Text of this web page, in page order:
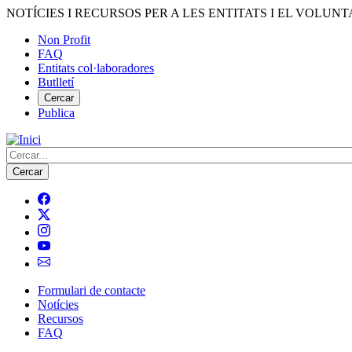
Vés
contingut
NOTÍCIES I RECURSOS PER A LES ENTITATS I EL
Menú
del
compte
d'usuari
Non Profit
FAQ
Entitats col·laboradores
Butlletí
Cercar
Publica
Cerca
Navegació
principal
Formulari de contacte
Notícies
Recursos
FAQ